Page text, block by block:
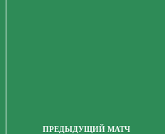
ПРЕДЫДУЩИЙ МАТЧ